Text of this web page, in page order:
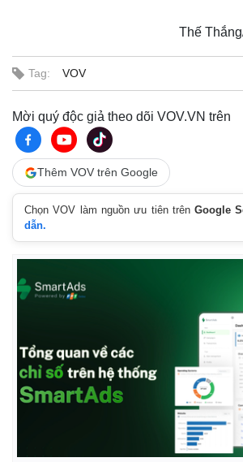
Thế
Tag: VOV
Mời quý độc giả theo dõi VOV.VN trên
Thêm VOV trên Google
Chọn VOV làm nguồn ưu tiên trênGoogle
dẫn.